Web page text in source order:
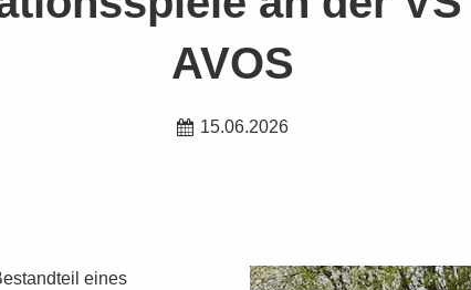
AVOS
15.06.2026
eines